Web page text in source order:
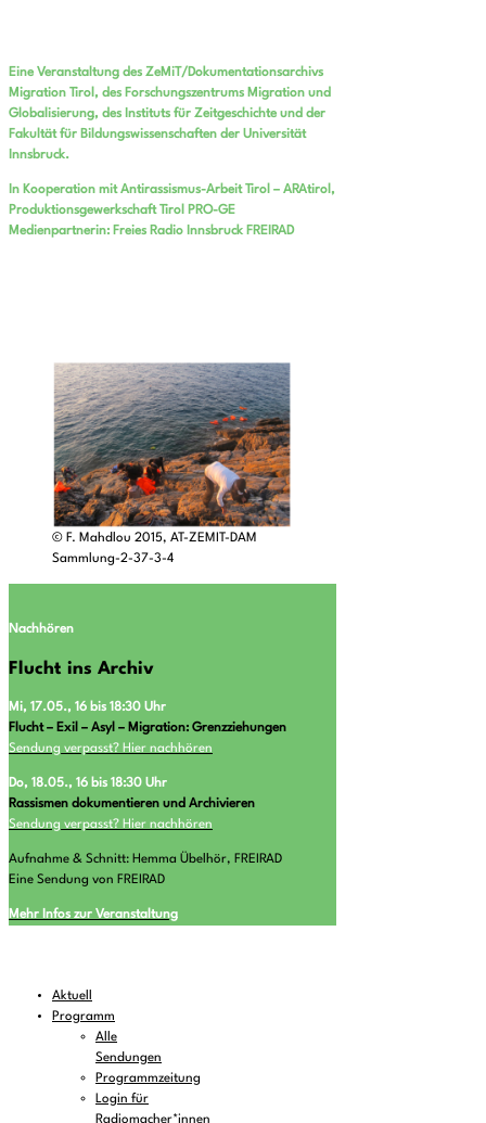
Eine Veranstaltung des ZeMiT/Dokumentationsarchivs
Migration Tirol, des Forschungszentrums Migration und
Globalisierung, des Instituts für Zeitgeschichte und der
Fakultät für Bildungswissenschaften der Universität
Innsbruck.
In Kooperation mit Antirassismus-Arbeit Tirol – ARAtirol,
Produktionsgewerkschaft Tirol PRO-GE
Medienpartnerin: Freies Radio Innsbruck FREIRAD
© F. Mahdlou 2015, AT-ZEMIT-DAM
Sammlung-2-37-3-4
Nachhören
Flucht ins Archiv
Mi, 17.05., 16 bis 18:30 Uhr
Flucht – Exil – Asyl – Migration: Grenzziehungen
Sendung verpasst? Hier nachhören
Do, 18.05., 16 bis 18:30 Uhr
Rassismen dokumentieren und Archivieren
Sendung verpasst? Hier nachhören
Aufnahme & Schnitt: Hemma Übelhör, FREIRAD
Eine Sendung von FREIRAD
Mehr Infos zur Veranstaltung
Aktuell
Programm
Alle
Sendungen
Programmzeitung
Login für
Radiomacher*innen